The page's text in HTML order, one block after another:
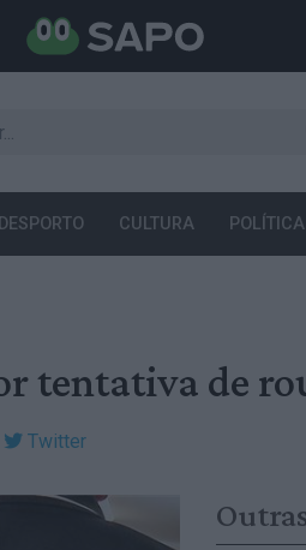
DESPORTO CULTURA POLÍTICA
tentativa de
Twitter